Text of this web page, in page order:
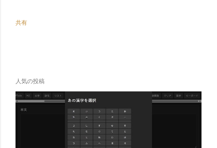
共有
人気の投稿